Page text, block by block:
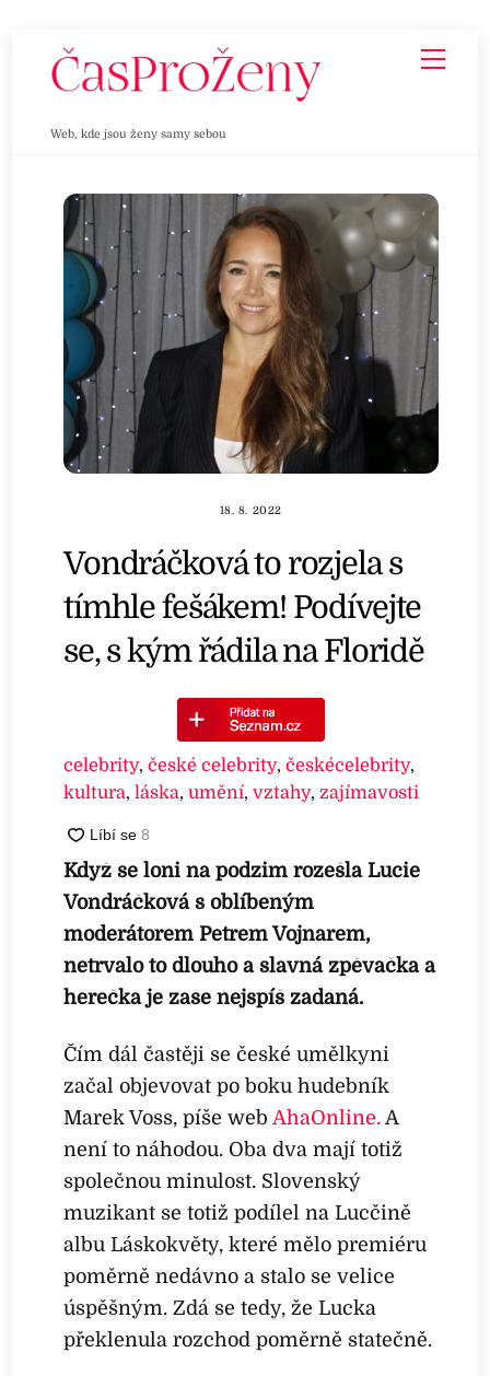
Web, kde jsou ženy samy sebou
18. 8. 2022
Vondráčková to rozjela s
tímhle fešákem! Podívejte
se, s kým řádila na Floridě
celebrity,české celebrity,českécelebrity,
kultura,láska,umění,vztahy, zajímavosti
Když se loni na podzim rozešla Lucie
Vondráčková s oblíbeným
moderátorem Petrem Vojnarem,
netrvalo to dlouho a slavná zpěvačka a
herečka je zase nejspíš zadaná.
Čím dál častěji se české umělkyni
začal objevovat po boku hudebník
Marek Voss, píše webAhaOnline. A
není to náhodou. Oba dva mají totiž
společnou minulost. Slovenský
muzikant se totiž podílel na Lucčině
albu Láskokvěty, které mělo premiéru
poměrně nedávno a stalo se velice
úspěšným. Zdá se tedy, že Lucka
překlenula rozchod poměrně statečně.